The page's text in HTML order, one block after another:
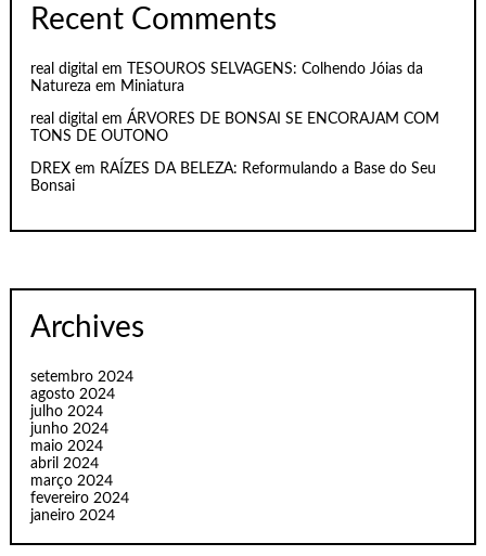
Recent Comments
real digital em
TESOUROS SELVAGENS: Colhendo Jóias da
Natureza em Miniatura
real digital emÁRVORES DE BONSAI SE ENCORAJAM COM
TONS DE OUTONO
DREX em RAÍZES DA BELEZA: Reformulando a Base do Seu
Bonsai
Archives
setembro 2024
agosto 2024
julho 2024
junho 2024
maio 2024
abril 2024
março 2024
fevereiro 2024
janeiro 2024